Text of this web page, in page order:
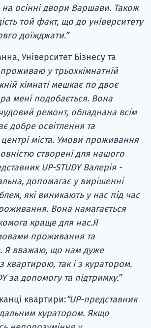
осінні двори Варшави. Також
той факт, що до університету
доїжджати.”
Університет Бізнесу та
проживаю у трьохкімнатній
кімнаті мешкає по двоє
мені подобається. Вона
ремонт, обладнана всім
добре освітлення та
міста. Умови проживання
створені для нашого
UP-STUDY Валерія -
допомагає у вирішенні
які виникають у нас під час
Вона намагається
краще для нас.Я
проживання та
Я вважаю, що нам дуже
квартирою, так і з куратором.
за допомогу та підтримку.”
квартири:“UP-представник
куратором. Якщо